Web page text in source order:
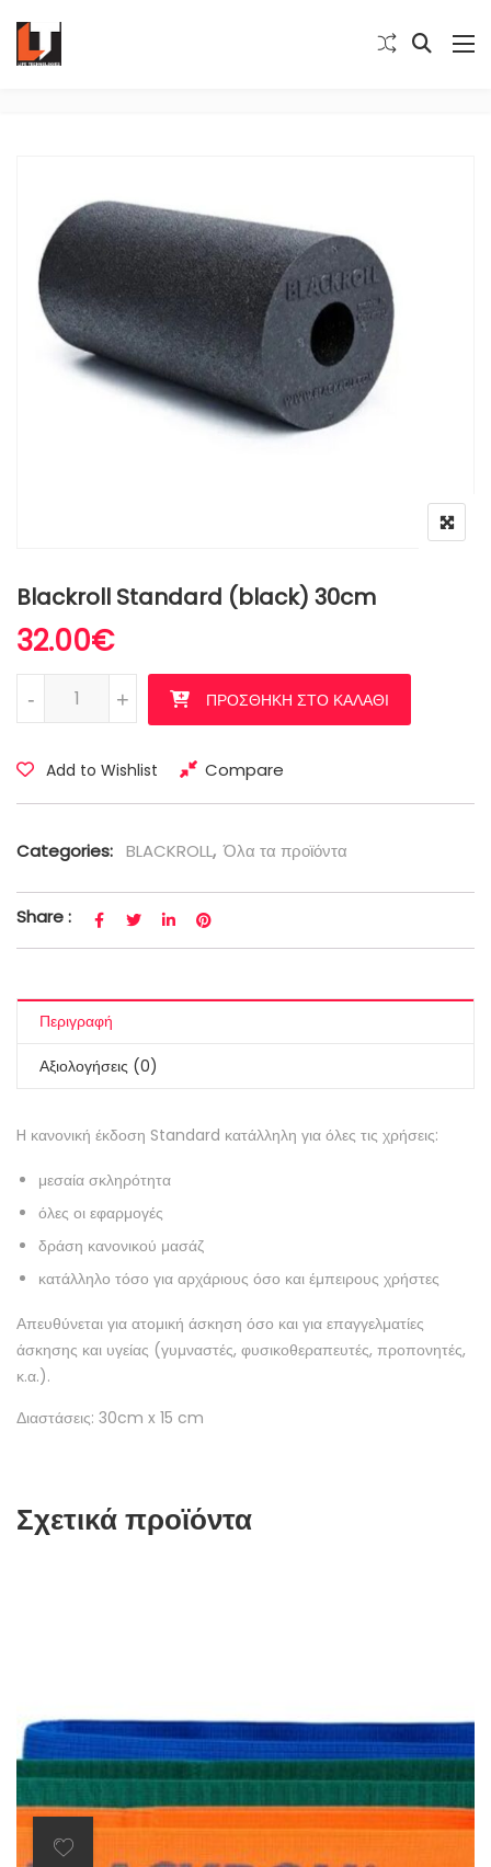
Blackroll Standard (black) 30cm
32.00€
Blackroll Standard (black) 30cm ποσότητα
+
- ΠΡΟΣΘΉΚΗ ΣΤΟ ΚΑΛΆΘΙ
Add to Wishlist Compare
Categories: BLACKROLL, Όλα τα προϊόντα
Share :
Περιγραφή
Αξιολογήσεις (0)
H κανονική έκδοση Standard κατάλληλη για όλες τις χρήσεις:
μεσαία σκληρότητα
όλες οι εφαρμογές
δράση κανονικού μασάζ
κατάλληλο τόσο για αρχάριους όσο και έμπειρους χρήστες
Απευθύνεται για ατομική άσκηση όσο και για επαγγελματίες
άσκησης και υγείας (γυμναστές, φυσικοθεραπευτές, προπονητές,
κ.α.).
Διαστάσεις: 30cm x 15 cm
Σχετικά προϊόντα